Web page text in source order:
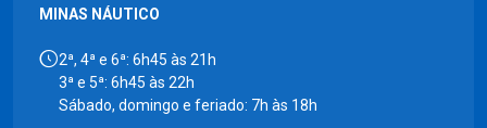
MINAS NÁUTICO
2ª, 4ª e 6ª: 6h45 às 21h
3ª e 5ª: 6h45 às 22h
Sábado, domingo e feriado: 7h às 18h